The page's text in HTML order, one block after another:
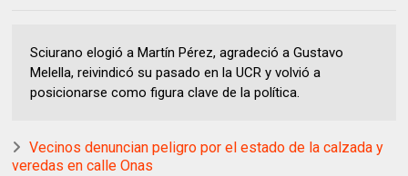
Sciurano elogió a Martín Pérez, agradeció a Gustavo
Melella, reivindicó su pasado en la UCR y volvió a
posicionarse como figura clave de la política.
Vecinos denuncian peligro por el estado de la calzada y
veredas en calle Onas